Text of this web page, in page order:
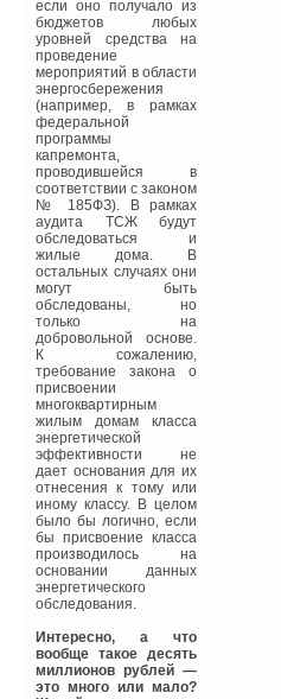
если оно получало из
бюджетов любых
уровней средства на
проведение
мероприятий в области
энергосбережения
(например, в рамках
федеральной
программы
капремонта,
проводившейся в
соответствии с законом
№ 185ФЗ). В рамках
аудита ТСЖ будут
обследоваться и
жилые дома. В
остальных случаях они
могут быть
обследованы, но
только на
добровольной основе.
К сожалению,
требование закона о
присвоении
многоквартирным
жилым домам класса
энергетической
эффективности не
дает основания для их
отнесения к тому или
иному классу. В целом
было бы логично, если
бы присвоение класса
производилось на
основании данных
энергетического
обследования.
Интересно, а что
вообще такое десять
миллионов рублей —
это много или мало?
использование
гелиотермальных и
геотермальных
установокдля получения
тепловой энергии;
использование
воздуховодов и
трубопроводов,
имеющих наименьшее
гидравлическое
сопротивление;
применение
энергоэффективной
бытовой и
внутридомовой техники;
использование для
аккумуляции тепловой
энергии строительных
конструкций; отказ от
излишних
архитектурных деталей
и выбор архитектурных
форм с наименьшей
площадью ограждающих
конструкций.
Принципиальное
отличие
энергоэффективных
зданий заключается в
том, что они имеют
значительно меньшую
потребность в тепловой
энергии для отопления,
чем здания,
построенные по
действующим
Однако до сего времени,
термин
«энергоэффективный